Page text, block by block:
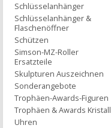
Schlüsselanhänger
Schlüsselanhänger &
Flaschenöffner
Schützen
Simson-MZ-Roller
Ersatzteile
Skulpturen Auszeichnen
Sonderangebote
Trophäen-Awards-Figuren
Trophäen & Awards Kristall
Uhren